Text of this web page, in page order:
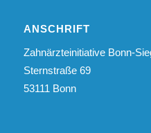
ANSCHRIFT
Zahnärzteinitiative Bonn-
Sternstraße 69
53111 Bonn